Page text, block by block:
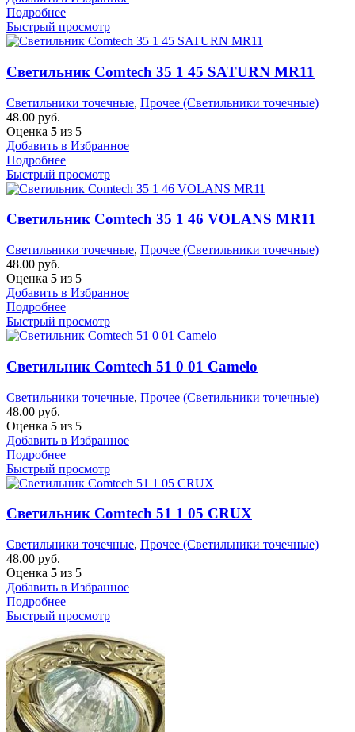
Подробнее
Быстрый просмотр
Светильник Comtech 35 1 45 SATURN MR11
Светильники точечные, Прочее (Светильники точечные)
48.00 руб.
Оценка 5 из 5
Добавить в Избранное
Подробнее
Быстрый просмотр
Светильник Comtech 35 1 46 VOLANS MR11
Светильники точечные, Прочее (Светильники точечные)
48.00 руб.
Оценка 5 из 5
Добавить в Избранное
Подробнее
Быстрый просмотр
Светильник Comtech 51 0 01 Camelo
Светильники точечные, Прочее (Светильники точечные)
48.00 руб.
Оценка 5 из 5
Добавить в Избранное
Подробнее
Быстрый просмотр
Светильник Comtech 51 1 05 CRUX
Светильники точечные, Прочее (Светильники точечные)
48.00 руб.
Оценка 5 из 5
Добавить в Избранное
Подробнее
Быстрый просмотр